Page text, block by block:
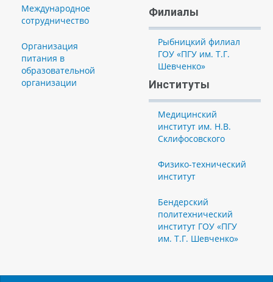
Международное
сотрудничество
Организация
питания в
образовательной
организации
Филиалы
Рыбницкий филиал
ГОУ «ПГУ им. Т.Г.
Шевченко»
Институты
Медицинский
институт им. Н.В.
Склифосовского
Физико-технический
институт
Бендерский
политехнический
институт ГОУ «ПГУ
им. Т.Г. Шевченко»